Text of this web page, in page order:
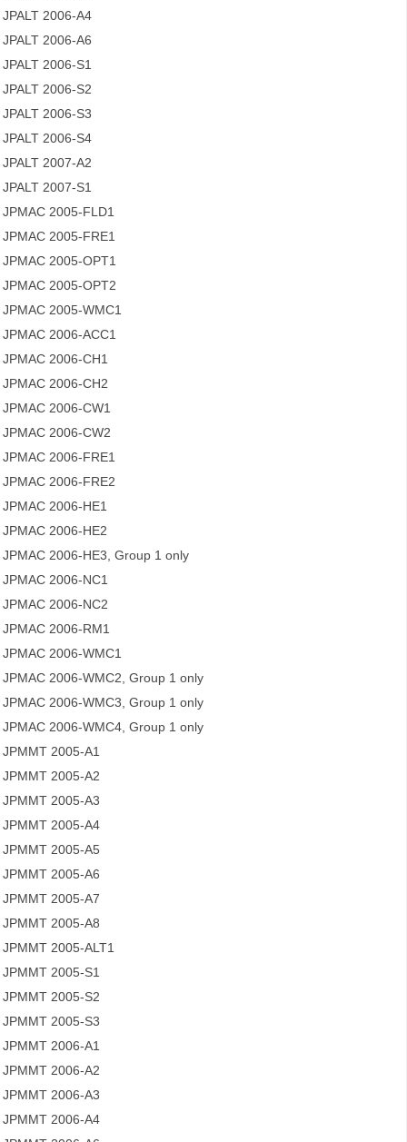
JPALT 2006-A4
JPALT 2006-A6
JPALT 2006-S1
JPALT 2006-S2
JPALT 2006-S3
JPALT 2006-S4
JPALT 2007-A2
JPALT 2007-S1
JPMAC 2005-FLD1
JPMAC 2005-FRE1
JPMAC 2005-OPT1
JPMAC 2005-OPT2
JPMAC 2005-WMC1
JPMAC 2006-ACC1
JPMAC 2006-CH1
JPMAC 2006-CH2
JPMAC 2006-CW1
JPMAC 2006-CW2
JPMAC 2006-FRE1
JPMAC 2006-FRE2
JPMAC 2006-HE1
JPMAC 2006-HE2
JPMAC 2006-HE3, Group 1 only
JPMAC 2006-NC1
JPMAC 2006-NC2
JPMAC 2006-RM1
JPMAC 2006-WMC1
JPMAC 2006-WMC2, Group 1 only
JPMAC 2006-WMC3, Group 1 only
JPMAC 2006-WMC4, Group 1 only
JPMMT 2005-A1
JPMMT 2005-A2
JPMMT 2005-A3
JPMMT 2005-A4
JPMMT 2005-A5
JPMMT 2005-A6
JPMMT 2005-A7
JPMMT 2005-A8
JPMMT 2005-ALT1
JPMMT 2005-S1
JPMMT 2005-S2
JPMMT 2005-S3
JPMMT 2006-A1
JPMMT 2006-A2
JPMMT 2006-A3
JPMMT 2006-A4